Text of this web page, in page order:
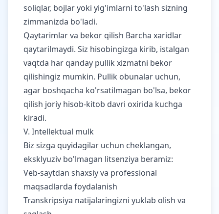
soliqlar, bojlar yoki yig'imlarni to'lash sizning
zimmanizda bo'ladi.
Qaytarimlar va bekor qilish Barcha xaridlar
qaytarilmaydi. Siz hisobingizga kirib, istalgan
vaqtda har qanday pullik xizmatni bekor
qilishingiz mumkin. Pullik obunalar uchun,
agar boshqacha ko'rsatilmagan bo'lsa, bekor
qilish joriy hisob-kitob davri oxirida kuchga
kiradi.
V. Intellektual mulk
Biz sizga quyidagilar uchun cheklangan,
eksklyuziv bo'lmagan litsenziya beramiz:
Veb-saytdan shaxsiy va professional
maqsadlarda foydalanish
Transkripsiya natijalaringizni yuklab olish va